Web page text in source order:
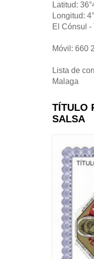
Latitud:
Longitud:
El Cónsul -
Móvil: 660
Lista de
Malaga
TÍTULO
SALSA